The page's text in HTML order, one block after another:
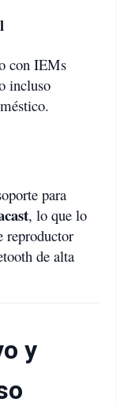
con IEMs
incluso
para
, lo que lo
reproductor
de alta
y